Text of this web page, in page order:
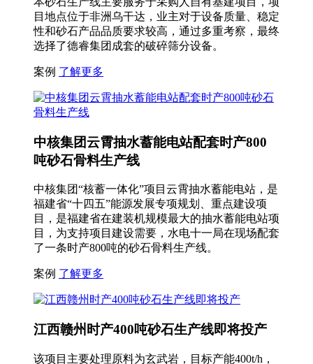
目地点位于非洲乌干达，业主对于设备质量、稳定
性和砂石产品品质要求较高，通过多重考察，最终
选择了德睿集团成套的破碎筛分设备。
案例 了解更多
中核集团云霄抽水蓄能电站配套时产800
吨砂石骨料生产线
中核集团“核蓄一体化”项目云霄抽水蓄能电站，是
福建省“十四五”能源发展专项规划、重点建设项
目，是福建省在建装机规模最大的抽水蓄能电站项
目，为支持项目建设需要，水电十一局在现场配套
了一条时产800吨的砂石骨料生产线。
案例 了解更多
江西赣州时产400吨砂石生产线即将投产
该项目主要处理原料为玄武岩，目标产能400t/h，